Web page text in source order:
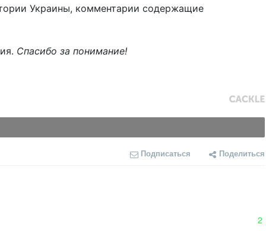
Украины, комментарии содержащие
Спасибо за понимание!
Подписаться Поделиться
2